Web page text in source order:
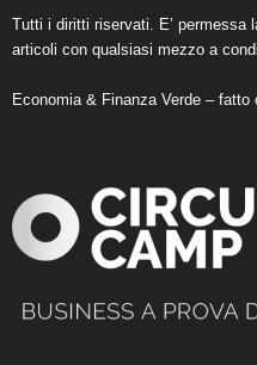
Tutti i diritti riservati. E’ permessa
articoli con qualsiasi mezzo a
Economia & Finanza Verde – fatto